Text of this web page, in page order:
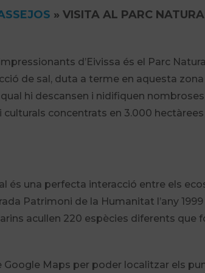
» VISITA AL PARC
d’Eivissa és el Parc
de sal, duta a terme en aquesta
hi descansen i nidifiquen
concentrats en 3.000
és una perfecta interacció entre els
Patrimoni de la Humanitat l’any
acullen 220 espècies diferents que
Maps per poder localitzar els